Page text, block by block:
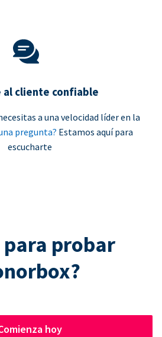
al cliente confiable
a una velocidad líder en la
pregunta? Estamos aquí para
escucharte
para probar
hoy